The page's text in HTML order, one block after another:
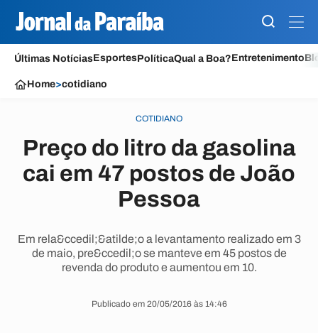
Últimas NotíciasEsportesPolíticaQual a Boa?Entretenimento
Home>cotidiano
COTIDIANO
Preço do litro da gasolina
cai em 47 postos de João
Pessoa
Em rela&ccedil;&atilde;o a levantamento realizado em 3
de maio, pre&ccedil;o se manteve em 45 postos de
revenda do produto e aumentou em 10.
Publicado em 20/05/2016 às 14:46